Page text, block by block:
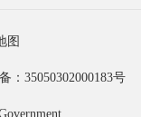
图
：35050302000183号